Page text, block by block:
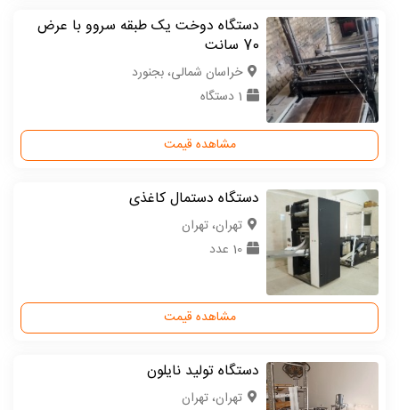
دستگاه دوخت یک طبقه سروو با عرض
70 سانت
خراسان شمالی، بجنورد
1 دستگاه
مشاهده قیمت
دستگاه دستمال کاغذی
تهران، تهران
10 عدد
مشاهده قیمت
دستگاه تولید نایلون
تهران، تهران